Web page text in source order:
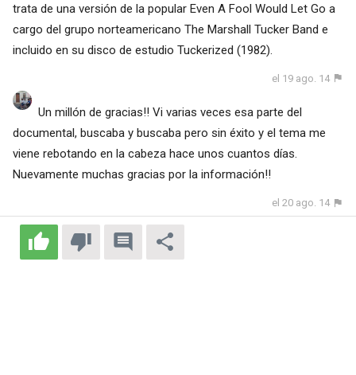
trata de una versión de la popular Even A Fool Would Let Go a
cargo del grupo norteamericano The Marshall Tucker Band e
incluido en su disco de estudio Tuckerized (1982).
el 19 ago. 14
Un millón de gracias!! Vi varias veces esa parte del
documental, buscaba y buscaba pero sin éxito y el tema me
viene rebotando en la cabeza hace unos cuantos días.
Nuevamente muchas gracias por la información!!
el 20 ago. 14